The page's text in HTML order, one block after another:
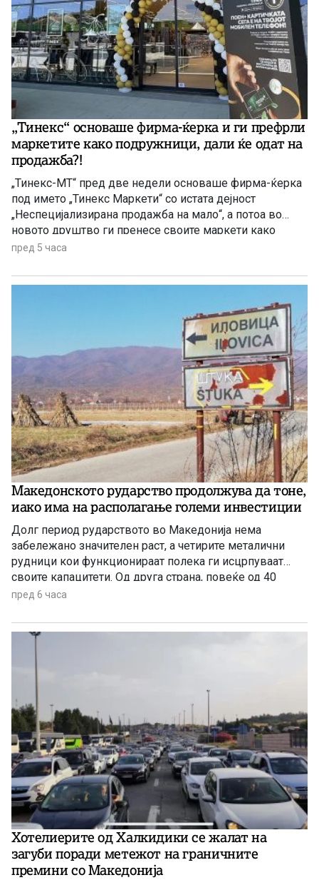
„Тинекс“ основаше фирма-ќерка и ги префрли
маркетите како подружници, дали ќе одат на
продажба?!
„Тинекс-МТ“ пред две недели основаше фирма-ќерка
под името „Тинекс Маркети“ со истата дејност
„Неспецијализирана продажба на мало“, а потоа во
новото друштво ги пренесе своите маркети како
регистрирани подружници, објави Фактор. На прашање
на нов инвеститор или пак реорганизација на
пред 5 часа
Македонското рударство продолжува да тоне,
иако има на располагање големи инвестиции
Долг период рударството во Македонија нема
забележано значителен раст, а четирите металични
рудници кои функционираат полека ги исцрпуваат
своите капацитети. Од друга страна, повеќе од 40
години се нема реализирано ниту една голема
единствена сериозна најава има за проектот за рудник
за бакар во Иловица.
пред 6 часа
Хотелиерите од Халкидики се жалат на
загуби поради метежот на граничните
премини со Македонија